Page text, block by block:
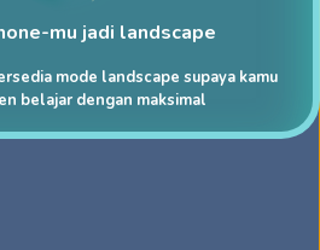
mu jadi landscape
mode landscape supaya kamu
belajar dengan maksimal